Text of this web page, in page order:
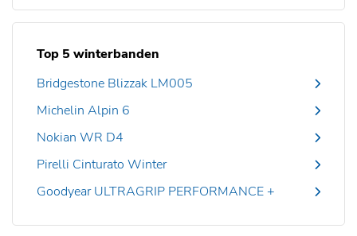
Top 5 winterbanden
Bridgestone Blizzak LM005
Michelin Alpin 6
Nokian WR D4
Pirelli Cinturato Winter
Goodyear ULTRAGRIP PERFORMANCE +